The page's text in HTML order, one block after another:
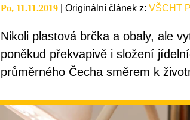
Po, 11.11.2019 Originální článek z: VŠCHT
Nikoli plastová brčka a obaly, ale
poněkud překvapivě i složení
průměrného Čecha směrem k